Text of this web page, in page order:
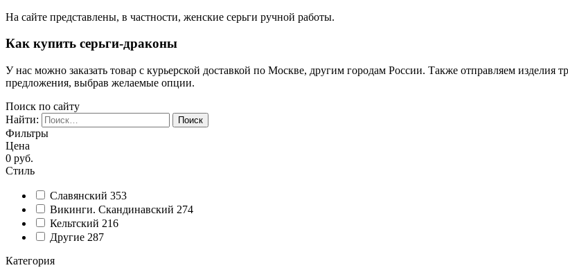
На сайте представлены, в частности, женские серьги ручной работы.
Как купить серьги-драконы
У нас можно заказать товар с курьерской доставкой по Москве, другим городам России. Также отправляем
предложения, выбрав желаемые опции.
Поиск по сайту
Найти:
Фильтры
Цена
0 руб.
Стиль
Славянский 353
Викинги. Скандинавский 274
Кельтский 216
Другие 287
Категория